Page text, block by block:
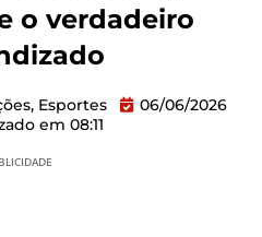
o verdadeiro
, Esportes
06/06/2026
em 08:11